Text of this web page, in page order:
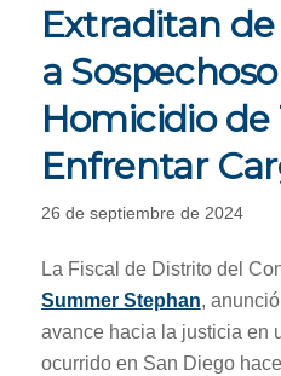
Extraditan
a
Homicidio de
Enfrentar
26 de septiembre de 2024
La Fiscal de Distrito del
Summer Stephan,
avance hacia la justicia en
ocurrido en San Diego